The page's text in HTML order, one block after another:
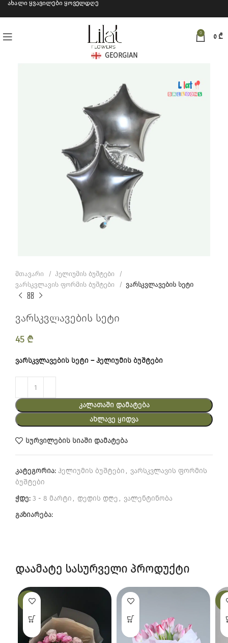
ახალი ყვავილები ყოველდღე
0
0 ₾
GEORGIAN
მთავარი
ჰელიუმის ბუშტები
ვარსკვლავის ფორმის ბუშტები
ვარსკვლავების სეტი
ვარსკვლავების სეტი
45 ₾
ვარსკვლავების სეტი – ჰელიუმის ბუშტები
ᲙᲐᲚᲐᲗᲐᲨᲘ ᲓᲐᲛᲐᲢᲔᲑᲐ
ᲐᲮᲚᲐᲕᲔ ᲧᲘᲓᲕᲐ
სურვილების სიაში დამატება
კატეგორია: ჰელიუმის ბუშტები , ვარსკვლავის ფორმის
ბუშტები
ჭდე: 3 - 8 მარტი , დედის დღე , ვალენტინობა
გაზიარება:
დაამატე სასურველი პროდუქტი
-14% -